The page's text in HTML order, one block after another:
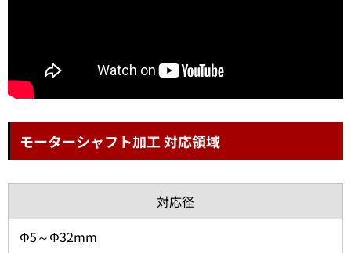
モーターシャフト加工 対応領域
対応径
Φ5～Φ32mm